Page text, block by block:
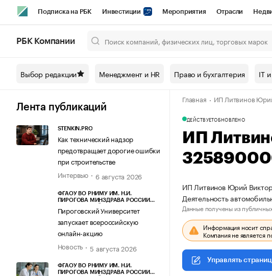
Подписка на РБК Инвестиции Мероприятия Отрасли
Спецпроекты СПб Конференции СПб Спецпроекты Проверка
Технологии и медиа Рынок наличной валюты
РБК Компании
Выбор редакции Менеджмент и HR Право и бухгалтерия IT
Лента публикаций
STENKIN.PRO
Как технический надзор
предотвращает дорогие ошибки
при строительстве
Интервью
6 августа 2026
ФГАОУ ВО РНИМУ ИМ. Н.И.
ПИРОГОВА МИНЗДРАВА РОССИИ
Пироговский Университет
запускает всероссийскую
онлайн-акцию
Новость
5 августа 2026
ФГАОУ ВО РНИМУ ИМ. Н.И.
ПИРОГОВА МИНЗДРАВА РОССИИ
Главная ИП Литвинов
ДЕЙСТВУЕТОБНОВЛЕНО
ИП
ИП Литвинов Юрий
Деятельность
Данные получены из
Информация носит
Компания не является
Управлять